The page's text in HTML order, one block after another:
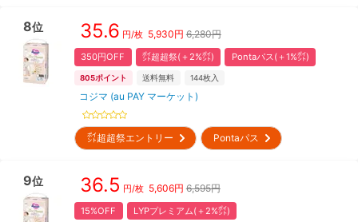
8位 35.6 円/枚 5,930円 6,280円
350円OFF ㌽超超祭(＋2%㌽) Pontaパス(＋1%㌽)
805ポイント 送料無料 144枚入
コジマ (au PAY マーケット)
㌽超超祭エントリー Pontaパス
9位 36.5 円/枚 5,606円 6,595円
15%OFF LYPプレミアム(＋2%㌽)